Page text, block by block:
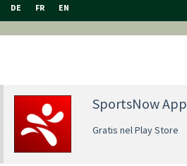
DE FR EN
SportsNow App
Gratis nel Play Store